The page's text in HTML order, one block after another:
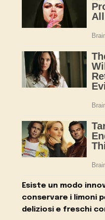
Esiste un modo
conservare i limoni
deliziosi e freschi